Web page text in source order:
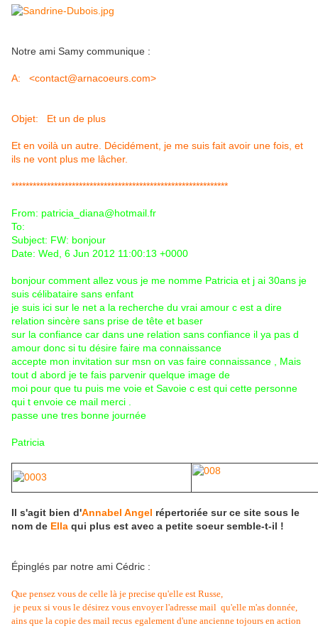
Notre ami Samy communique :
A: <contact@arnacoeurs.com>
Objet: Et un de plus
Et en voilà un autre. Décidément, je me suis fait avoir une fois, et
ils ne vont plus me lâcher.
*************************************************************
From: patricia_diana@hotmail.fr
To:
Subject: FW: bonjour
Date: Wed, 6 Jun 2012 11:00:13 +0000
bonjour comment allez vous je me nomme Patricia et j ai 30ans je
suis célibataire sans enfant
je suis ici sur le net a la recherche du vrai amour c est a dire
relation sincère sans prise de tête et baser
sur la confiance car dans une relation sans confiance il ya pas d
amour donc si tu désire faire ma connaissance
accepte mon invitation sur msn on vas faire connaissance , Mais
tout d abord je te fais parvenir quelque image de
moi pour que tu puis me voie et Savoie c est qui cette personne
qui t envoie ce mail merci .
passe une tres bonne journée
Patricia
Il s'agit bien d'Annabel Angel répertoriée sur ce site sous le
nom de Ella qui plus est avec a petite soeur semble-t-il !
Épinglés par notre ami Cédric :
Que pensez vous de celle là je precise qu'elle est Russe,
je peux si vous le désirez vous envoyer l'adresse mail qu'elle m'as donnée,
ains que la copie des mail recus egalement d'une ancienne tojours en action